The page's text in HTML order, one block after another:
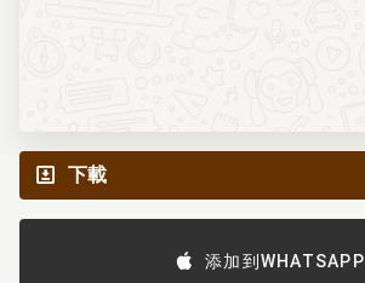
下載
添加到WHATSAPP